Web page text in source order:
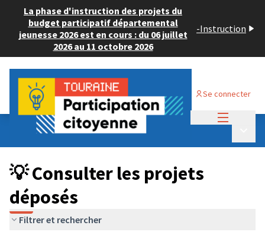
La phase d'instruction des projets du
budget participatif départemental
jeunesse 2026 est en cours : du 06 juillet
2026 au 11 octobre 2026
-Instruction
Se connecter
Budget Participatif JEUNESSE 2024
💡 Consulter les projets déposés
💡 Consulter les projets
déposés
Filtrer et rechercher